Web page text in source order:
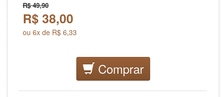
R$ 49,90
R$ 38,00
ou 6x de R$ 6,33
Comprar